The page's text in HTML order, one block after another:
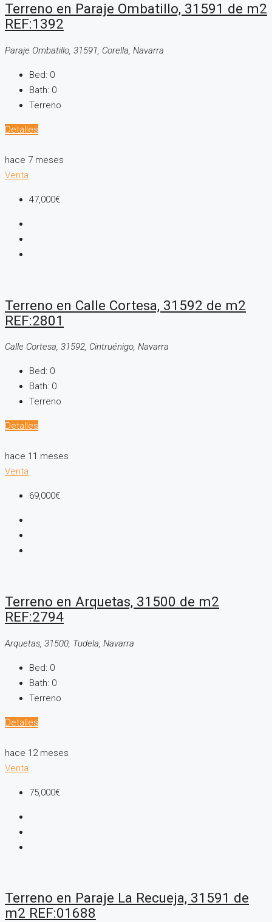
Terreno en Paraje Ombatillo, 31591 de m2
REF:1392
Paraje Ombatillo, 31591, Corella, Navarra
Bed: 0
Bath: 0
Terreno
Detalles
hace 7 meses
Venta
47,000€
Terreno en Calle Cortesa, 31592 de m2
REF:2801
Calle Cortesa, 31592, Cintruénigo, Navarra
Bed: 0
Bath: 0
Terreno
Detalles
hace 11 meses
Venta
69,000€
Terreno en Arquetas, 31500 de m2
REF:2794
Arquetas, 31500, Tudela, Navarra
Bed: 0
Bath: 0
Terreno
Detalles
hace 12 meses
Venta
75,000€
Terreno en Paraje La Recueja, 31591 de
m2 REF:01688